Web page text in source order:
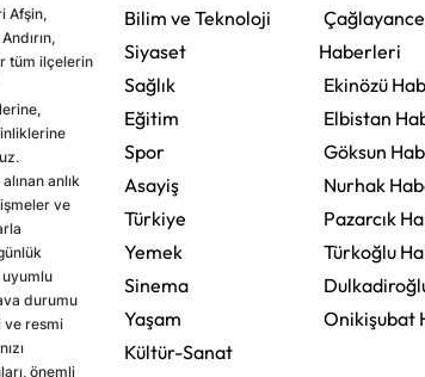
Afşin,
tüm ilçelerin
anlık
ve
uyumlu
durumu
ve resmi
önemli
Bilim ve Teknoloji
Siyaset
Sağlık
Eğitim
Spor
Asayiş
Türkiye
Yemek
Sinema
Yaşam
Kültür-Sanat
Haberleri
Ekinözü
Elbistan
Göksun
Nurhak
Pazarcık
Türkoğlu
Onikişubat